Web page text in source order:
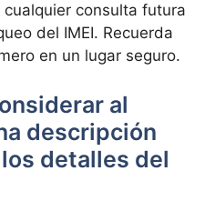
consulta ​futura
del IMEI. Recuerda
en un ⁤lugar seguro.
al
descripción
detalles del